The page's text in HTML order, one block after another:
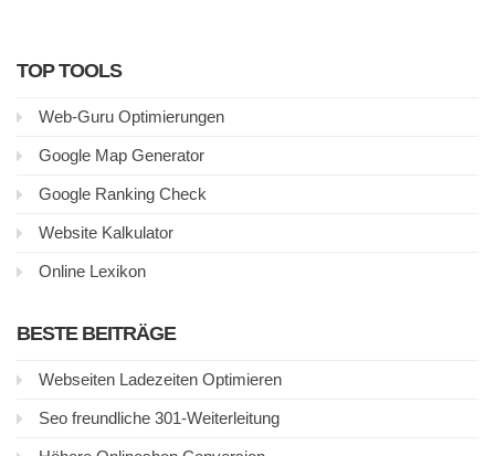
TOP TOOLS
Web-Guru Optimierungen
Google Map Generator
Google Ranking Check
Website Kalkulator
Online Lexikon
BESTE BEITRÄGE
Webseiten Ladezeiten Optimieren
Seo freundliche 301-Weiterleitung